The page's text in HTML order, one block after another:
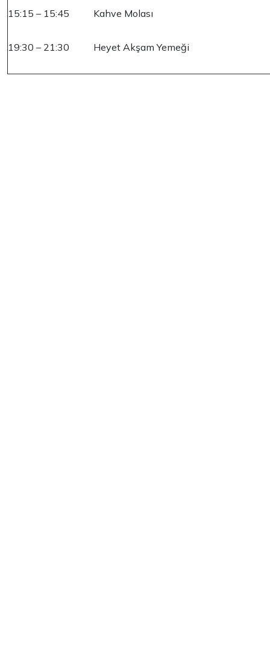
15:15 – 15:45 Kahve Molası
19:30 – 21:30 Heyet Akşam Yemeği